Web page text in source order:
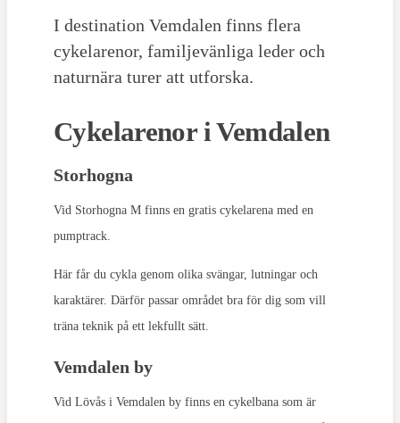
I destination Vemdalen finns flera
cykelarenor, familjevänliga leder och
naturnära turer att utforska.
Cykelarenor i Vemdalen
Storhogna
Vid Storhogna M finns en gratis cykelarena med en
pumptrack.
Här får du cykla genom olika svängar, lutningar och
karaktärer. Därför passar området bra för dig som vill
träna teknik på ett lekfullt sätt.
Vemdalen by
Vid Lövås i Vemdalen by finns en cykelbana som är